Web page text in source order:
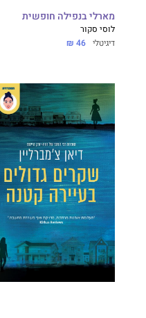
מארלי בנפילה חופשית
לוסי סקור
דיגיטלי 46 ₪